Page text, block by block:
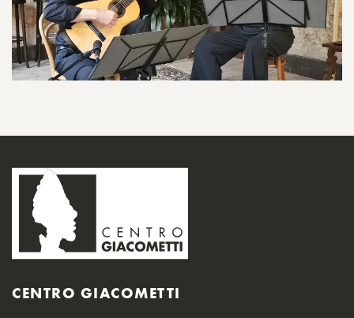
CENTRO GIACOMETTI